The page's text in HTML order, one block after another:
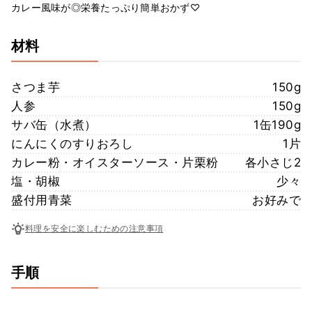
カレー風味が◎栄養たっぷり簡単おかず♡
材料
さつま芋
150g
人参
150g
サバ缶（水煮）
1缶190g
にんにくのすりおろし
1片
カレー粉・オイスターソース・片栗粉
各小さじ2
塩・胡椒
少々
盛付用青菜
お好みで
料理を安全に楽しむための注意事項
手順